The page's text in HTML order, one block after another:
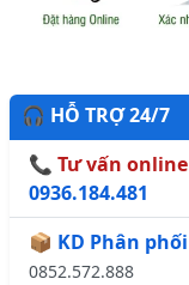
🎧 HỖ TRỢ 24/7
📞 Tư vấn online
0936.184.481
📦 KD Phân phối
0852.572.888